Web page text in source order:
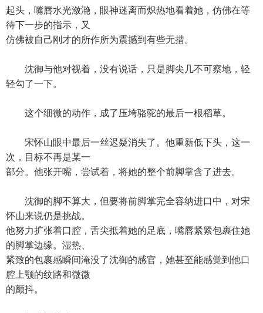
起头，嘴唇水光潋滟，眼神迷离而炽热地看着她，仿佛在等
待下一步的指示，又
仿佛被自己刚才的所作所为震撼到有些无措。
沈御与他对视着，没有说话，只是脚尖几不可察地，轻
轻勾了一下。
这个细微的动作，成了压垮骆驼的最后一根稻草。
宋怀山眼中最后一丝迟疑消失了。他重新低下头，这一
次，目标不再是某一
部分。他张开嘴，尝试着，将她的整个前脚掌含了进去。
沈御的脚不算大，但要将前脚掌完全容纳进口中，对宋
怀山来说仍是挑战。
他努力扩张着口腔，舌尖抵着她的足底，嘴唇紧紧包裹住她
的脚掌边缘。湿热、
紧致的包裹感瞬间淹没了沈御的感官，她甚至能感觉到他口
腔上颚的纹路和微微
的颤抖。